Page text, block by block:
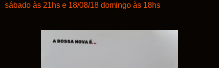
sábado às 21hs e 18/08/18 domingo às 18hs